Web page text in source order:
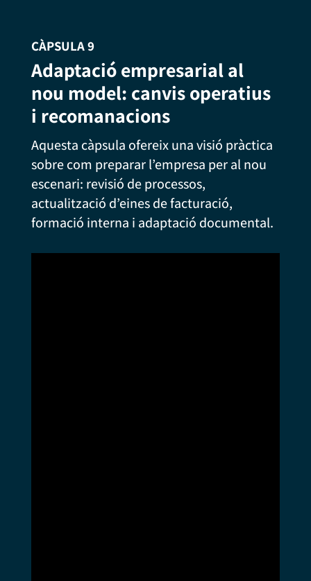
CÀPSULA 9
Adaptació empresarial al
nou model: canvis operatius
i recomanacions
Aquesta càpsula ofereix una visió pràctica
sobre com preparar l’empresa per al nou
escenari: revisió de processos,
actualització d’eines de facturació,
formació interna i adaptació documental.